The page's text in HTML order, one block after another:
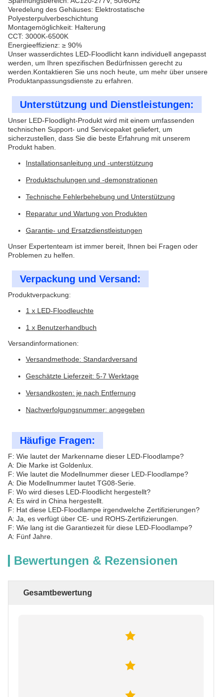
Veredelung des Gehäuses: Elektrostatische
Polyesterpulverbeschichtung
Montagemöglichkeit: Halterung
CCT: 3000K-6500K
Energieeffizienz: ≥ 90%
Unser wasserdichtes LED-Floodlicht kann individuell angepasst
werden, um Ihren spezifischen Bedürfnissen gerecht zu
werden.Kontaktieren Sie uns noch heute, um mehr über unsere
Produktanpassungsdienste zu erfahren.
Unterstützung und Dienstleistungen:
Unser LED-Floodlight-Produkt wird mit einem umfassenden
technischen Support- und Servicepaket geliefert, um
sicherzustellen, dass Sie die beste Erfahrung mit unserem
Produkt haben.
Installationsanleitung und -unterstützung
Produktschulungen und -demonstrationen
Technische Fehlerbehebung und Unterstützung
Reparatur und Wartung von Produkten
Garantie- und Ersatzdienstleistungen
Unser Expertenteam ist immer bereit, Ihnen bei Fragen oder
Problemen zu helfen.
Verpackung und Versand:
Produktverpackung:
1 x LED-Floodleuchte
1 x Benutzerhandbuch
Versandinformationen:
Versandmethode: Standardversand
Geschätzte Lieferzeit: 5-7 Werktage
Versandkosten: je nach Entfernung
Nachverfolgungsnummer: angegeben
Häufige Fragen:
F: Wie lautet der Markenname dieser LED-Floodlampe?
A: Die Marke ist Goldenlux.
F: Wie lautet die Modellnummer dieser LED-Floodlampe?
A: Die Modellnummer lautet TG08-Serie.
F: Wo wird dieses LED-Floodlicht hergestellt?
A: Es wird in China hergestellt.
F: Hat diese LED-Floodlampe irgendwelche Zertifizierungen?
A: Ja, es verfügt über CE- und ROHS-Zertifizierungen.
F: Wie lang ist die Garantiezeit für diese LED-Floodlampe?
A: Fünf Jahre.
Bewertungen & Rezensionen
Gesamtbewertung